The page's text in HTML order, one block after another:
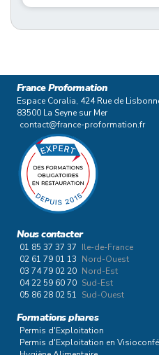
France Proformation
Espace Coralia, 424 Rue de
83500 La Seyne sur Mer
contact@france-proformation.fr
Nous contacter
01 85 37 37 37 Ile-de-France
02 61 79 01 13 Nord-Ouest
03 74 79 02 20 Nord-Est
04 22 59 60 70 Sud-Est
05 86 28 02 51 Sud-Ouest
Formations phares
Permis d'Exploitation
Permis d'Exploitation en